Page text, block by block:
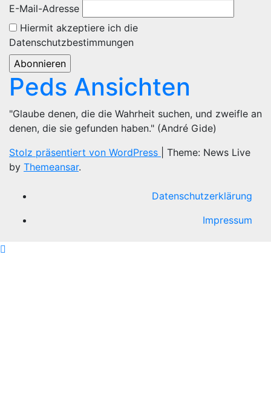
E-Mail-Adresse
Hiermit akzeptiere ich die
Datenschutzbestimmungen
Peds Ansichten
"Glaube denen, die die Wahrheit suchen, und zweifle an
denen, die sie gefunden haben." (André Gide)
Stolz präsentiert von WordPress
Theme: News Live
by Themeansar.
Datenschutzerklärung
Impressum